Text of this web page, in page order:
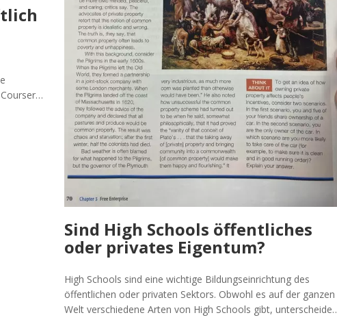
Sind High Schools öffentliches
oder privates Eigentum?
High Schools sind eine wichtige Bildungseinrichtung des
öffentlichen oder privaten Sektors. Obwohl es auf der ganzen
Welt verschiedene Arten von High Schools gibt, unterscheiden